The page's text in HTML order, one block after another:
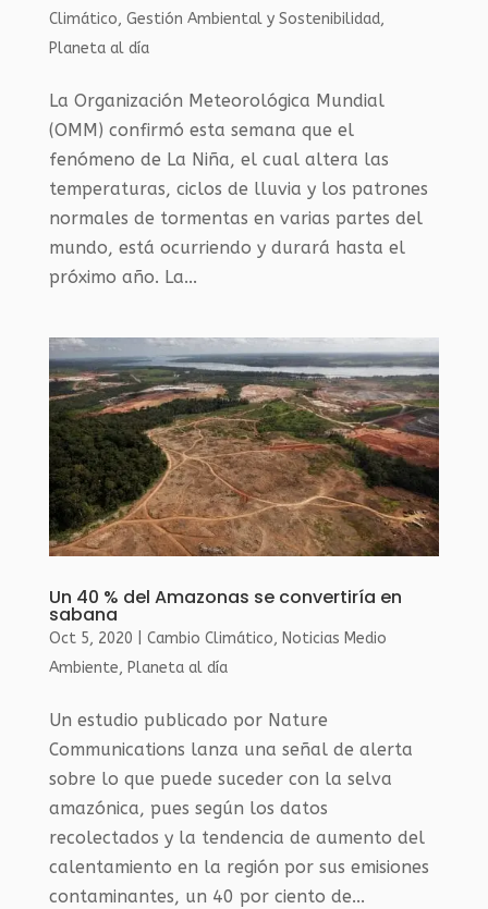
Climático, Gestión Ambiental y Sostenibilidad,
Planeta al día
La Organización Meteorológica Mundial
(OMM) confirmó esta semana que el
fenómeno de La Niña, el cual altera las
temperaturas, ciclos de lluvia y los patrones
normales de tormentas en varias partes del
mundo, está ocurriendo y durará hasta el
próximo año. La...
Un 40 % del Amazonas se convertiría en
sabana
Oct 5, 2020 Cambio Climático, Noticias Medio
Ambiente, Planeta al día
Un estudio publicado por Nature
Communications lanza una señal de alerta
sobre lo que puede suceder con la selva
amazónica, pues según los datos
recolectados y la tendencia de aumento del
calentamiento en la región por sus emisiones
contaminantes, un 40 por ciento de...